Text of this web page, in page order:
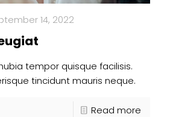
14, 2022
tempor quisque facilisis.
tincidunt mauris neque.
Read more